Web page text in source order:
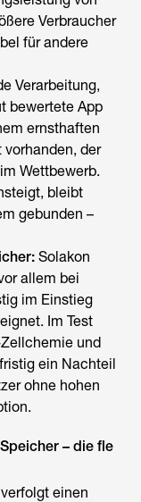
Verbraucher
für andere
Verarbeitung,
bewertete App
ernsthaften
der
Wettbewerb.
bleibt
gebunden –
Solakon
allem bei
im Einstieg
Im Test
und
ein Nachteil
ohne hohen
– die fle
einen